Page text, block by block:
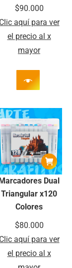
$90.000
Clic aquí para ver
el precio al x
mayor
Dual
Triangular x120
Colores
$80.000
Clic aquí para ver
el precio al x